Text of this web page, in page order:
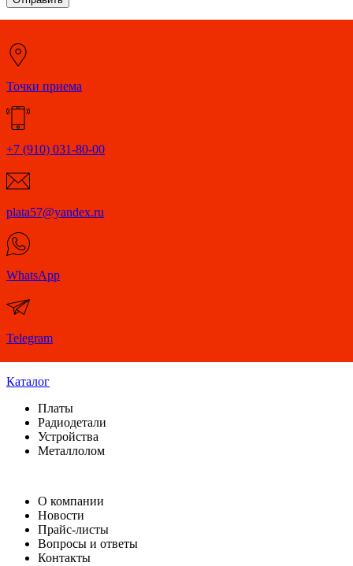
Точки приема
+7 (910) 031-80-00
plata57@yandex.ru
WhatsApp
Telegram
Каталог
Платы
Радиодетали
Устройства
Металлолом
О компании
Новости
Прайс-листы
Вопросы и ответы
Контакты